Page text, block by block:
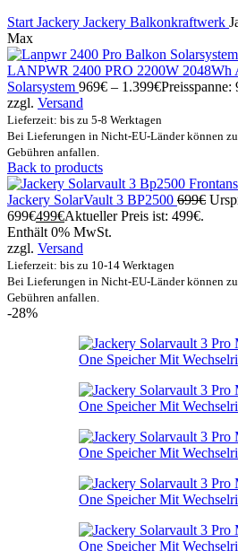
Start Jackery Jackery Balkonkraftwerk
Max
LANPWR 2400 PRO 2200W 2048Wh
Solarsystem 969€ – 1.399€
zzgl. Versand
Lieferzeit: bis zu 5-8 Werktagen
Bei Lieferungen in Nicht-EU-Länder können
Gebühren anfallen.
Back to products
Jackery SolarVault 3 BP2500 699€
699€499€Aktueller Preis ist: 499€.
Enthält 0% MwSt.
zzgl. Versand
Lieferzeit: bis zu 10-14 Werktagen
Bei Lieferungen in Nicht-EU-Länder können
Gebühren anfallen.
-28%